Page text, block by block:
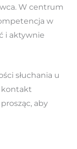
W centrum
w
i aktywnie
słuchania u
kontakt
aby